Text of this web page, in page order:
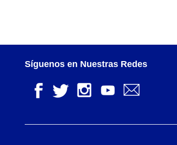
Síguenos en Nuestras Redes